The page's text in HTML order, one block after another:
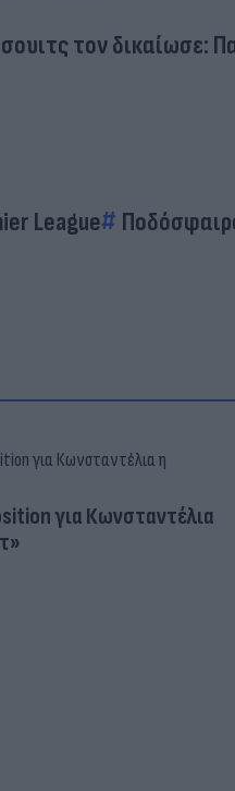
τον δικαίωσε:
League
για Κωνσταντέλια